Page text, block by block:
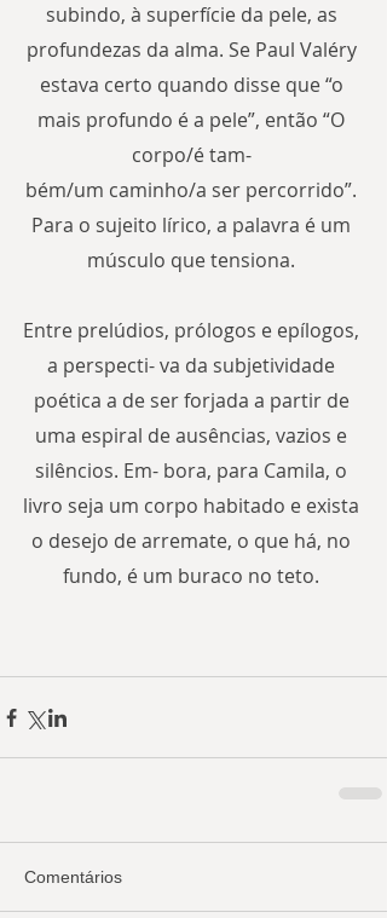
subindo, à superfície da pele, as
profundezas da alma. Se Paul Valéry
estava certo quando disse que “o
mais profundo é a pele”, então “O
corpo/é tam-
bém/um caminho/a ser percorrido”.
Para o sujeito lírico, a palavra é um
músculo que tensiona.
Entre prelúdios, prólogos e epílogos,
a perspecti- va da subjetividade
poética a de ser forjada a partir de
uma espiral de ausências, vazios e
silêncios. Em- bora, para Camila, o
livro seja um corpo habitado e exista
o desejo de arremate, o que há, no
fundo, é um buraco no teto.
Comentários